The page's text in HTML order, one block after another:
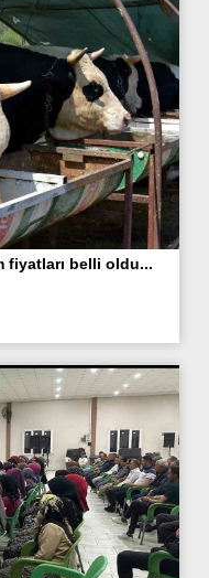
fiyatları belli oldu...